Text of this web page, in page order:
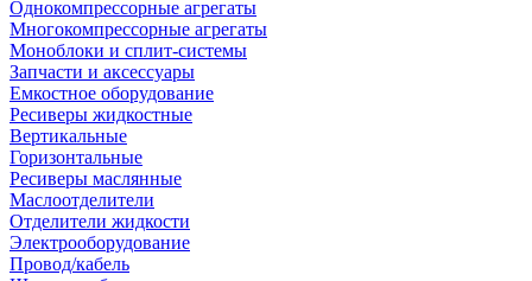
Однокомпрессорные агрегаты
Многокомпрессорные агрегаты
Моноблоки и сплит-системы
Запчасти и аксессуары
Емкостное оборудование
Ресиверы жидкостные
Вертикальные
Горизонтальные
Ресиверы маслянные
Маслоотделители
Отделители жидкости
Электрооборудование
Провод/кабель